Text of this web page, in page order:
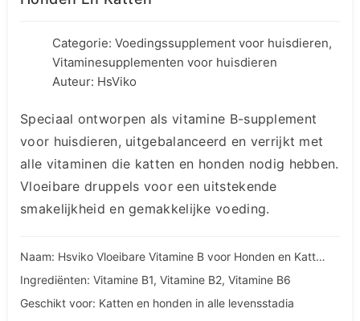
Categorie: Voedingssupplement voor huisdieren,
Vitaminesupplementen voor huisdieren
Auteur: HsViko
Speciaal ontworpen als vitamine B-supplement
voor huisdieren, uitgebalanceerd en verrijkt met
alle vitaminen die katten en honden nodig hebben.
Vloeibare druppels voor een uitstekende
smakelijkheid en gemakkelijke voeding.
Naam: Hsviko Vloeibare Vitamine B voor Honden en Katten
Ingrediënten: Vitamine B1, Vitamine B2, Vitamine B6
Geschikt voor: Katten en honden in alle levensstadia